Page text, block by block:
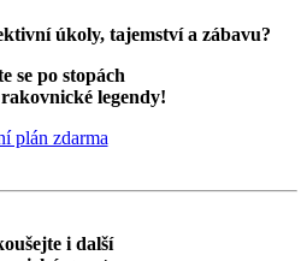
úkoly, tajemství a zábavu?
se po stopách
legendy!
plán zdarma
i další